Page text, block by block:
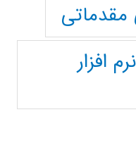
افزار